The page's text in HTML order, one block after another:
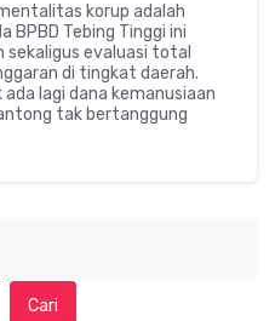
korup adalah
BPBD Tebing Tinggi ini
sekaligus evaluasi total
di tingkat daerah.
lagi dana kemanusiaan
tak bertanggung
Cari